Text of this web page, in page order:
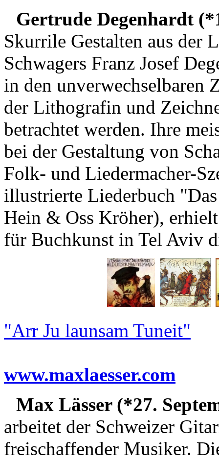
Gertrude Degenhardt
Skurrile Gestalten aus der
Schwagers Franz Josef
in den unverwechselbaren
der Lithografin und
betrachtet werden. Ihre
bei der Gestaltung von
Folk- und Liedermacher-
illustrierte Liederbuch
Hein & Oss Kröher),
für Buchkunst in Tel Aviv
"Arr Ju launsam Tuneit"
www.maxlaesser.com
Max Lässer (*27.
arbeitet der Schweizer
freischaffender Musiker.